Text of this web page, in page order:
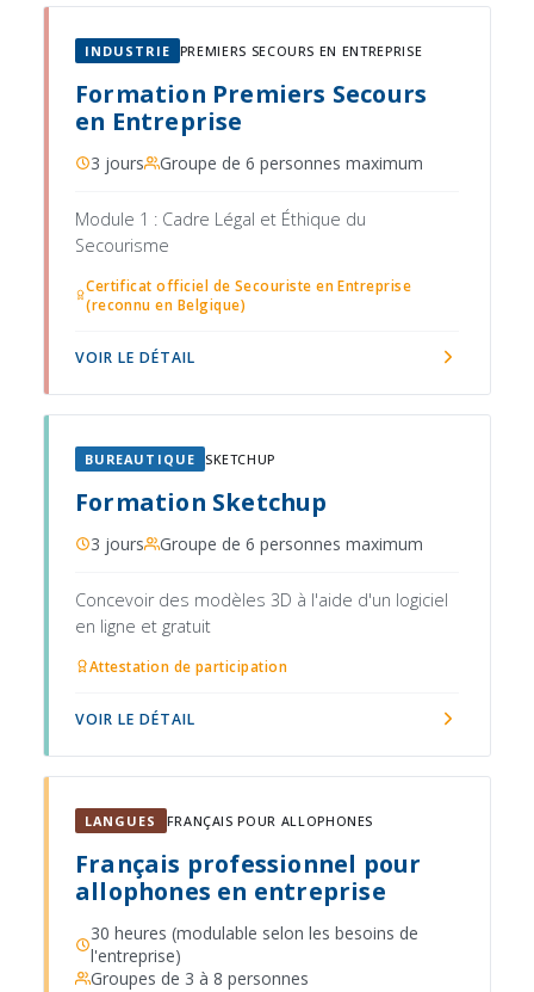
INDUSTRIE PREMIERS SECOURS EN ENTREPRISE
Formation Premiers Secours
en Entreprise
3 jours Groupe de 6 personnes maximum
Module 1 : Cadre Légal et Éthique du
Secourisme
Certificat officiel de Secouriste en Entreprise
(reconnu en Belgique)
VOIR LE DÉTAIL
BUREAUTIQUE SKETCHUP
Formation Sketchup
3 jours Groupe de 6 personnes maximum
Concevoir des modèles 3D à l'aide d'un logiciel
en ligne et gratuit
Attestation de participation
VOIR LE DÉTAIL
LANGUES FRANÇAIS POUR ALLOPHONES
Français professionnel pour
allophones en entreprise
30 heures (modulable selon les besoins de
l'entreprise)
Groupes de 3 à 8 personnes